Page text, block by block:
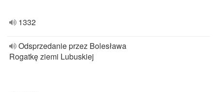
1332
Odsprzedanie przez Bolesława
Rogatkę ziemi Lubuskiej